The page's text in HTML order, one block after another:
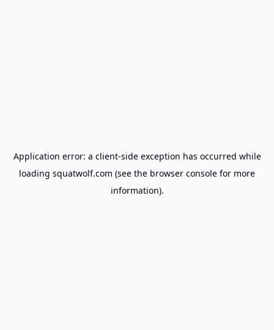
Application error: a client-side exception has occurred while
loading squatwolf.com (see the browser console for more
information).